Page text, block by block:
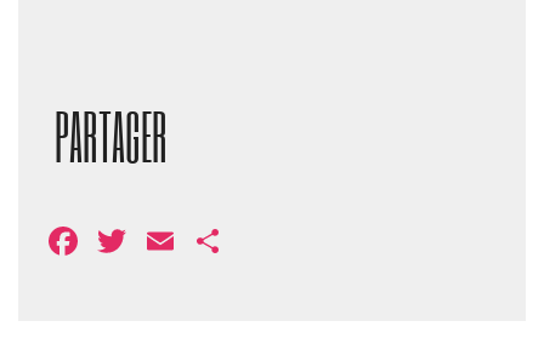
PARTAGER
Facebook
TwitterEmail